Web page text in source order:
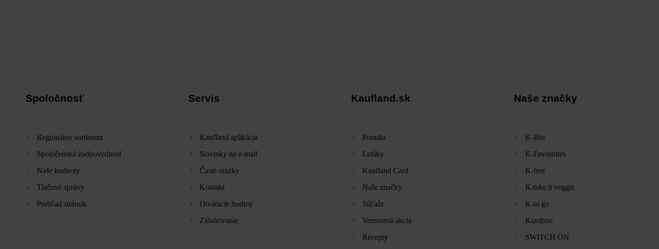
Spoločnosť
Regionálny sortiment
Spoločenská zodpovednosť
Naše hodnoty
Tlačové správy
Prehľad stránok
Servis
Kaufland aplikácia
Novinky na e-mail
Časté otázky
Kontakt
Otváracie hodiny
Zálohovanie
Kaufland.sk
Ponuka
Letáky
Kaufland Card
Naše značky
Súťaže
Vernostná akcia
Recepty
Naše značky
K-Bio
K-Favourites
K-free
K-take it veggie
K-to go
Kuniboo
SWITCH ON